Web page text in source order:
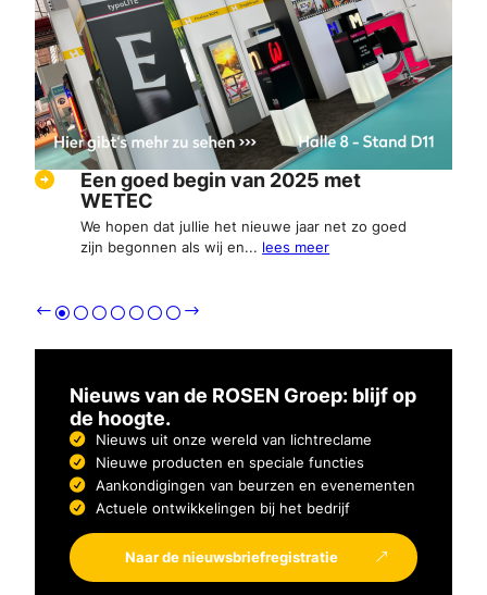
Een goed begin van 2025 met
WETEC
We hopen dat jullie het nieuwe jaar net zo goed
zijn begonnen als wij en... lees meer
Nieuws van de ROSEN Groep: blijf op
de hoogte.
Nieuws uit onze wereld van lichtreclame
Nieuwe producten en speciale functies
Aankondigingen van beurzen en evenementen
Actuele ontwikkelingen bij het bedrijf
Naar de nieuwsbriefregistratie